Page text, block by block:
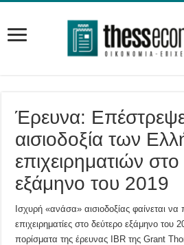
Έρευνα:
αισιοδοξία των
επιχειρηματιών
εξάμηνο του 2019
Ισχυρή «ανάσα» αισιοδοξίας φαίνεται
επιχειρηματίες στο δεύτερο εξάμηνο
πορίσματα της έρευνας IBR της Grant